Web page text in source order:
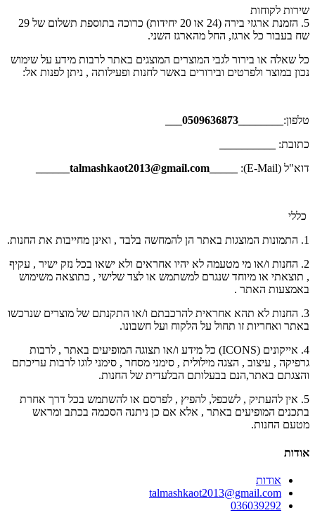
שירות לקוחות
5. הזמנת ארגזי בירה (24 או 20 יחידות) כרוכה בתוספת תשלום של 29
שח בעבור כל ארגז, החל מהארגז השני.
כל שאלה או בירור לגבי המוצרים המוצגים באתר לרבות מידע על שימוש
נכון במוצר ולפרטים ובירורים באשר לחנות ופעילותה , ניתן לפנות אל:
טלפון:
כתובת:
דוא"ל (E-Mail):
כללי
1. התמונות המוצגות באתר הן להמחשה בלבד , ואינן מחייבות את החנות.
2. החנות ו/או מי מטעמה לא יהיו אחראים ולא ישאו בכל נזק ישיר , עקיף
, תוצאתי או מיוחד שנגרם למשתמש או לצד שלישי , כתוצאה משימוש
באמצעות האתר .
3. החנות לא תהא אחראית להרכבתם ו/או התקנתם של מוצרים שנרכשו
באתר ואחריות זו תחול על הלקוח ועל חשבונו.
4. אייקונים (ICONS) כל מידע ו/או תצוגה המופיעים באתר , לרבות
גרפיקה , עיצוב , הצגה מילולית , סימני מסחר , סימני לוגו לרבות עריכתם
והצגתם באתר,הנם בבעלותם הבלעדית של החנות.
5. אין להעתיק , לשכפל, להפיץ , לפרסם או להשתמש בכל דרך אחרת
בתכנים המופיעים באתר , אלא אם כן ניתנה הסכמה בכתב ומראש
מטעם החנות.
אודות
אודות
talmashkaot2013@gmail.com
036039292